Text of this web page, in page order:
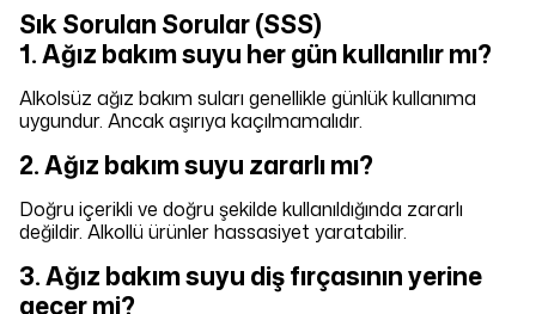
Sık Sorulan Sorular (SSS)
1. Ağız bakım suyu her gün kullanılır mı?
Alkolsüz ağız bakım suları genellikle günlük kullanıma
uygundur. Ancak aşırıya kaçılmamalıdır.
2. Ağız bakım suyu zararlı mı?
Doğru içerikli ve doğru şekilde kullanıldığında zararlı
değildir. Alkollü ürünler hassasiyet yaratabilir.
3. Ağız bakım suyu diş fırçasının yerine
geçer mi?